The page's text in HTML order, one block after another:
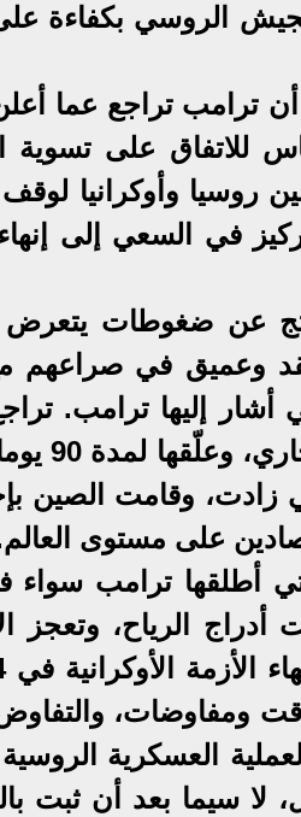
الروسي بكفاءة
أن ترامب تراجع عما
للاتفاق على تسوية
روسيا وأوكرانيا
في السعي إلى إنهاء
عن ضغوطات
وعميق في صراعهم
أشار إليها ترامب.
الجمركية
زادت، وقامت الصين
على مستوى
أطلقها ترامب سواء
الرياح، وتعجز
وقت ومفاوضات،
العسكرية الروسية
لا سيما بعد أن ثبت